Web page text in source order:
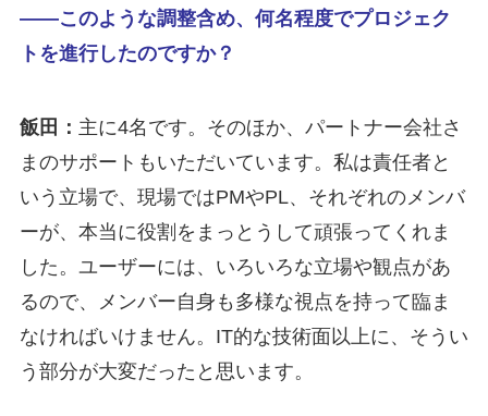
――このような調整含め、何名程度でプロジェク
トを進行したのですか？
飯田： 主に4名です。そのほか、パートナー会社さ
まのサポートもいただいています。私は責任者と
いう立場で、現場ではPMやPL、それぞれのメンバ
ーが、本当に役割をまっとうして頑張ってくれま
した。ユーザーには、いろいろな立場や観点があ
るので、メンバー自身も多様な視点を持って臨ま
なければいけません。IT的な技術面以上に、そうい
う部分が大変だったと思います。